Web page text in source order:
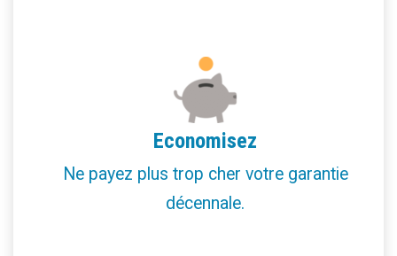
Economisez
Ne payez plus trop cher votre garantie
décennale.